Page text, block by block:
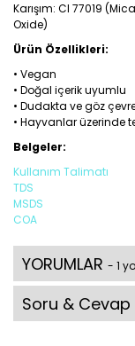
Karışım: CI 77019
Oxide)
Ürün Özellikleri:
• Vegan
• Doğal içerik uyumlu
• Dudakta ve göz
• Hayvanlar üzerinde
Belgeler:
Kullanım Talimatı
TDS
MSDS
COA
YORUMLAR - 1
Soru & Cevap